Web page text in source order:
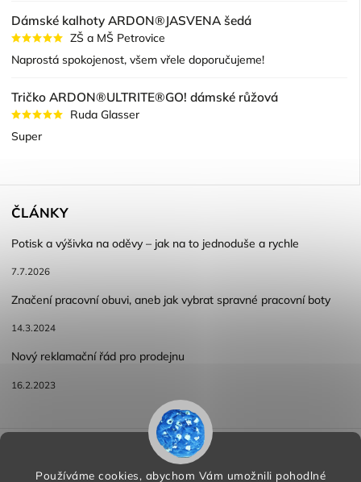
Používáme cookies, abychom Vám umožnili pohodlné
Dámské kalhoty ARDON®JASVENA šedá
ZŠ a MŠ Petrovice
Naprostá spokojenost, všem vřele doporučujeme!
Tričko ARDON®ULTRITE®GO! dámské růžová
Ruda Glasser
Super
ČLÁNKY
Potisk a výšivka na oděvy – jak na to jednoduše a rychle
7.7.2026
Značení pracovní obuvi, aneb jak vybrat spravné pracovní boty
14.3.2024
Nový reklamační řád pro prodejnu
16.2.2023
Reklamace a vracení zboží
Podmínky ochrany osobních údajů